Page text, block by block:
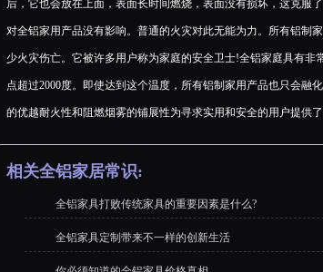
后，它也会放在上面，表面长时间燃烧，表面没有损坏，这克服
对全铝家用产品没有影响。普通的火灾对此无能为力。所有铝制
少火灾伤亡。它被许多用户称为家庭的安全卫士!全铝家庭具有
点超过2000度。即使达到这个温度，所有铝制家用产品也只会融
的优越耐火性和阻燃烟雾的铺展性为寻求实用和安全的用户提供了
相关全铝家居常识:
全铝家具打败传统家具的重要因素是什么?
全铝家具定制带来不一样的创新生活